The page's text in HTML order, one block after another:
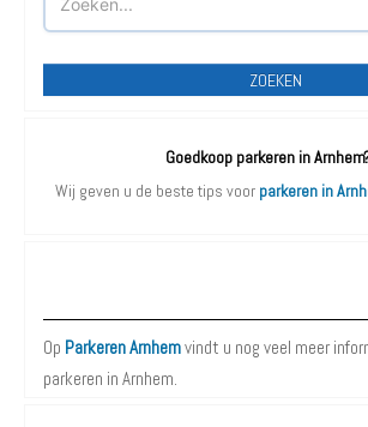
ZOEKEN
Goedkoop parkeren in
Wij geven u de beste tips voor parkeren in
Op Parkeren Arnhemvindt u nog veel meer
parkeren in Arnhem.